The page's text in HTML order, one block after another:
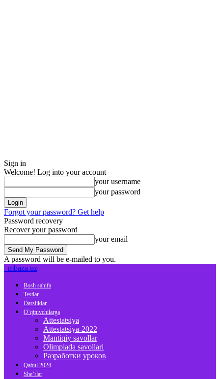
Sign in
Welcome! Log into your account
your username
your password
Forgot your password? Get help
Password recovery
Recover your password
your email
A password will be e-mailed to you.
mbaza.uz
Bosh sahifa
Testlar
Darsliklar
O’qituvchilarga
Attestatsiya
Attestatsiya-2022
Mantiqiy savollar
Olimpiada savollari
Разработки уроков
Qabul 2024
She’rlar